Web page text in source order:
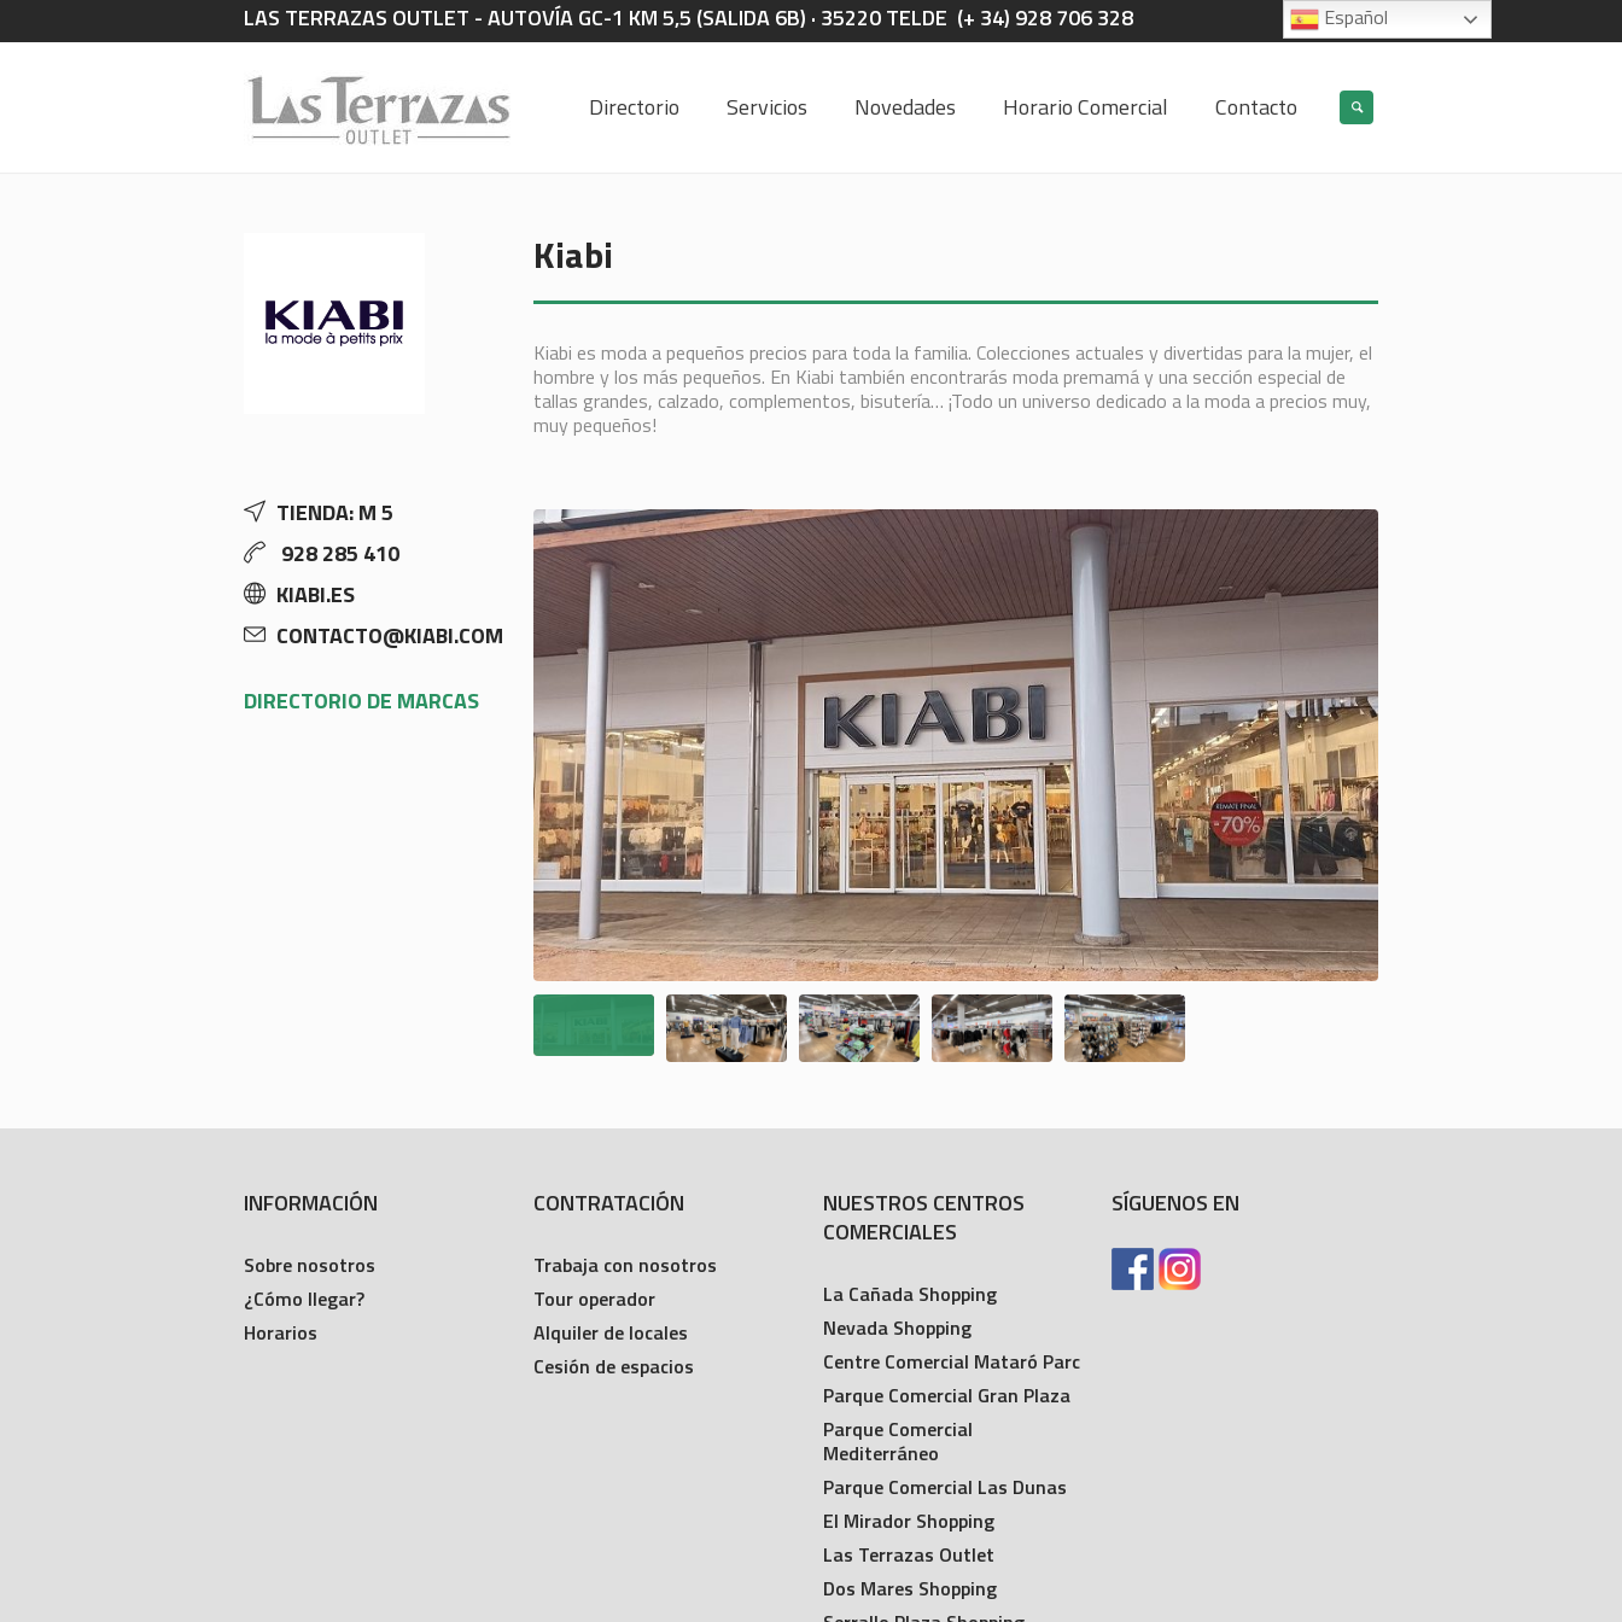
LAS TERRAZAS OUTLET - AUTOVÍA GC-1 KM 5,5 (SALIDA 6B) · 35220 TELDE (+ 34) 928 706 328
Directorio Servicios Novedades Horario Comercial Contacto
TIENDA: M 5
928 285 410
KIABI.ES
CONTACTO@KIABI.COM
DIRECTORIO DE MARCAS
Kiabi
Kiabi es moda a pequeños precios para toda la familia. Colecciones actuales y divertidas para la mujer, el
hombre y los más pequeños. En Kiabi también encontrarás moda premamá y una sección especial de
tallas grandes, calzado, complementos, bisutería… ¡Todo un universo dedicado a la moda a precios muy,
muy pequeños!
INFORMACIÓN
Sobre nosotros
¿Cómo llegar?
Horarios
CONTRATACIÓN
Trabaja con nosotros
Tour operador
Alquiler de locales
Cesión de espacios
NUESTROS CENTROS
COMERCIALES
La Cañada Shopping
Nevada Shopping
Centre Comercial Mataró Parc
Parque Comercial Gran Plaza
Parque Comercial
Mediterráneo
Parque Comercial Las Dunas
El Mirador Shopping
Las Terrazas Outlet
Dos Mares Shopping
SÍGUENOS EN
Español